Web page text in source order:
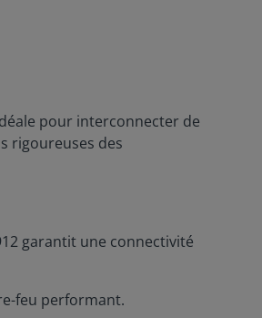
pour interconnecter de
rigoureuses des
garantit une connectivité
feu performant.